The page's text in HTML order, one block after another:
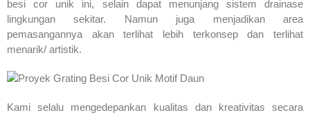
besi cor unik ini, selain dapat menunjang sistem drainase
lingkungan sekitar. Namun juga menjadikan area
pemasangannya akan terlihat lebih terkonsep dan terlihat
menarik/ artistik.
Kami selalu mengedepankan kualitas dan kreativitas secara